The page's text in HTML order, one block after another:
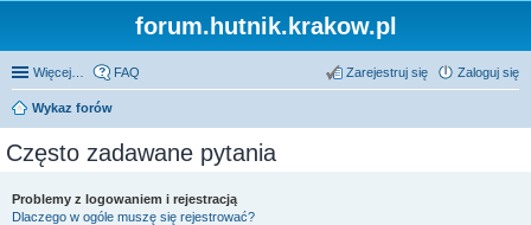
forum.hutnik.krakow.pl
Więcej… FAQ Zaloguj się
Zarejestruj się
Wykaz forów
Często zadawane pytania
Problemy z logowaniem i rejestracją
Dlaczego w ogóle muszę się rejestrować?